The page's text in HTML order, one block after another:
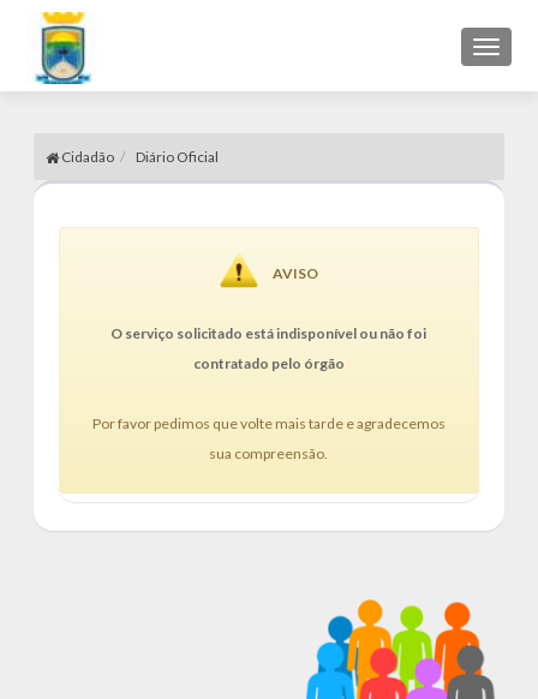
Toggle
Cidadão Diário Oficial
AVISO
O serviço solicitado está indisponível ou não foi
contratado pelo órgão
Por favor pedimos que volte mais tarde e agradecemos
sua compreensão.